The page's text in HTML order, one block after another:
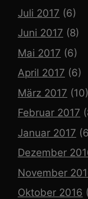
Juli 2017 (6)
Juni 2017 (8)
Mai 2017 (6)
April 2017 (6)
März 2017 (10)
Februar 2017
Januar 2017
Dezember
November
Oktober 2016